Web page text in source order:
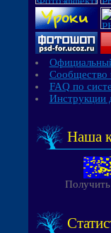
Сообщество
FAQ по
Инструкции
Наша